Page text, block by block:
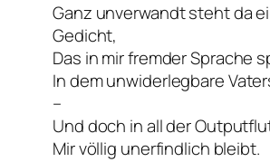
Ganz unverwandt steht da
Gedicht,
Das in mir fremder Sprache
In dem unwiderlegbare
–
Und doch in all der
Mir völlig unerfindlich bleibt.